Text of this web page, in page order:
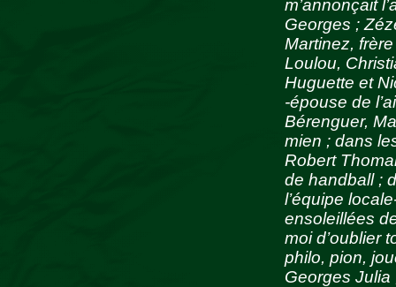
m’annonçait
Georges ;
Martinez,
Loulou,
Huguette et
-épouse de
Bérenguer,
mien ; dans
Robert
de handball ;
l’équipe
ensoleillées
moi d’oublier
philo, pion,
Georges